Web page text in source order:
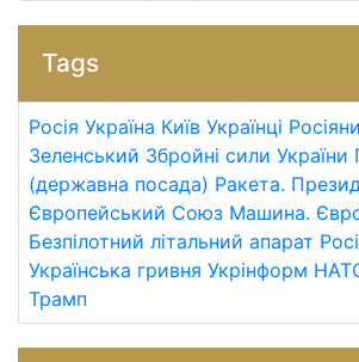
Tags
Росія Україна Київ Українці Росіяни
Зеленський Збройні сили України
(державна посада) Ракета.
Європейський Союз Машина.
Безпілотний літальний апарат
Українська гривня Укрінформ
Трамп